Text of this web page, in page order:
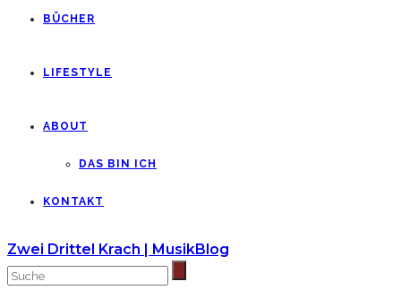
BÜCHER
LIFESTYLE
ABOUT
DAS BIN ICH
KONTAKT
Zwei Drittel Krach | MusikBlog